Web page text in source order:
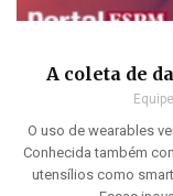
A coleta de
O uso de wearables
Conhecida também
utensílios como